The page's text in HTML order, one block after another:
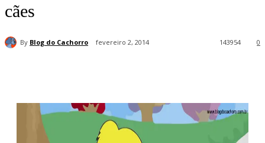
cães
By Blog do Cachorro fevereiro 2, 2014 0
143954